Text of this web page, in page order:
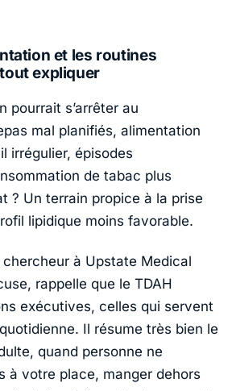
et les routines
expliquer
pourrait s’arrêter au
mal planifiés, alimentation
irrégulier, épisodes
de tabac plus
? Un terrain propice à la prise
lipidique moins favorable.
chercheur à Upstate Medical
, rappelle que le TDAH
exécutives, celles qui servent
Il résume très bien le
quand personne ne
à votre place, manger dehors